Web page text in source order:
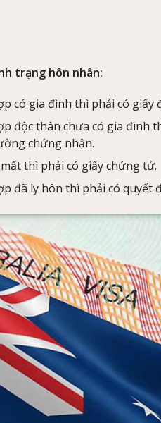
trạng hôn nhân:
có gia đình thì phải có giấy
độc thân chưa có gia đình
chứng nhận.
thì phải có giấy chứng tử.
đã ly hôn thì phải có quyết